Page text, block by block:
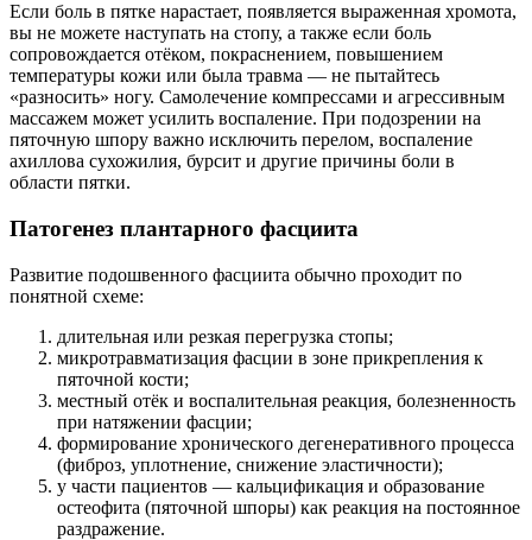
Если боль в пятке нарастает, появляется выраженная хромота,
вы не можете наступать на стопу, а также если боль
сопровождается отёком, покраснением, повышением
температуры кожи или была травма — не пытайтесь
«разносить» ногу. Самолечение компрессами и агрессивным
массажем может усилить воспаление. При подозрении на
пяточную шпору важно исключить перелом, воспаление
ахиллова сухожилия, бурсит и другие причины боли в
области пятки.
Патогенез плантарного фасциита
Развитие подошвенного фасциита обычно проходит по
понятной схеме:
длительная или резкая перегрузка стопы;
микротравматизация фасции в зоне прикрепления к
пяточной кости;
местный отёк и воспалительная реакция, болезненность
при натяжении фасции;
формирование хронического дегенеративного процесса
(фиброз, уплотнение, снижение эластичности);
у части пациентов — кальцификация и образование
остеофита (пяточной шпоры) как реакция на постоянное
раздражение.